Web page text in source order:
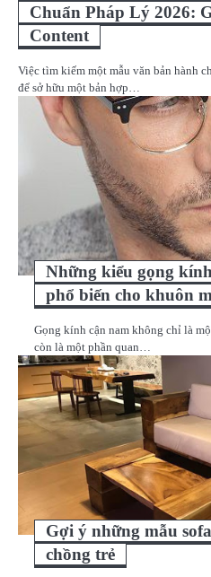
Chuẩn Pháp Lý 2026:
Content
Việc tìm kiếm một mẫu văn bản hành
để sở hữu một bản hợp…
Những kiểu gọng
phổ biến cho khuôn
Gọng kính cận nam không chỉ là
còn là một phần quan…
Gợi ý những mẫu
chồng trẻ